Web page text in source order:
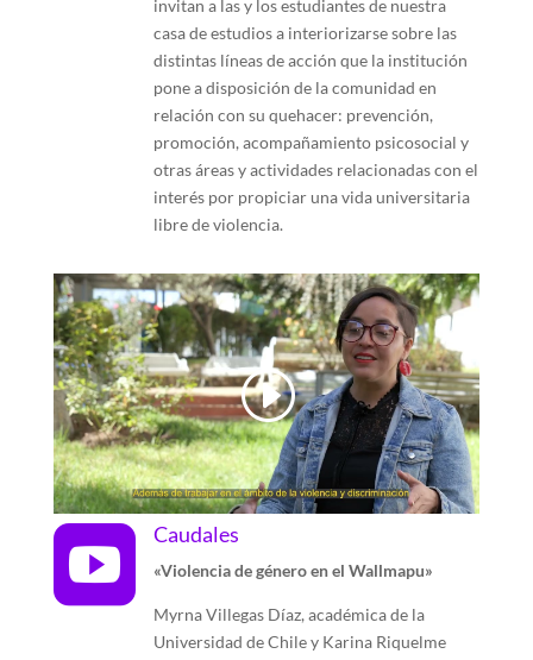
invitan a las y los estudiantes de nuestra
casa de estudios a interiorizarse sobre las
distintas líneas de acción que la institución
pone a disposición de la comunidad en
relación con su quehacer: prevención,
promoción, acompañamiento psicosocial y
otras áreas y actividades relacionadas con el
interés por propiciar una vida universitaria
libre de violencia.
 Caudales
«Violencia de género en el Wallmapu»
Myrna Villegas Díaz, académica de la
Universidad de Chile y Karina Riquelme